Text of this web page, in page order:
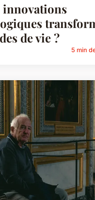
innovations
de vie ?
5 min